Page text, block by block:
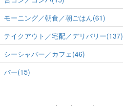
モーニング／朝食／朝ごはん(61)
テイクアウト／宅配／デリバリー(137)
シーシャバー／カフェ(46)
バー(15)